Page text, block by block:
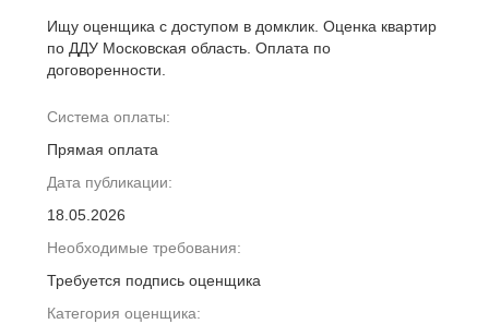
Ищу оценщика с доступом в домклик. Оценка квартир
по ДДУ Московская область. Оплата по
договоренности.
Система оплаты:
Прямая оплата
Дата публикации:
18.05.2026
Необходимые требования:
Требуется подпись оценщика
Категория оценщика: